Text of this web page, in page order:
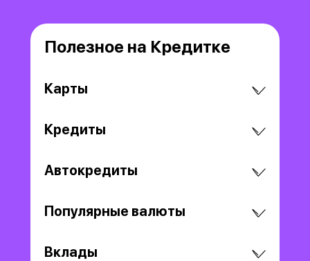
Полезное на Кредитке
Карты
Кредиты
Автокредиты
Популярные валюты
Вклады